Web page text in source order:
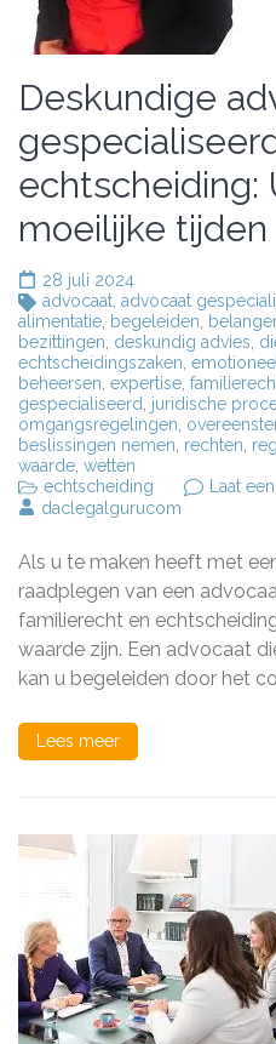
Deskundige
echtscheiding:
moeilijke tijden
28 juli 2024
advocaat, advocaat
alimentatie, begeleiden,
bezittingen, deskundig advies,
echtscheidingszaken,
beheersen, expertise,
gespecialiseerd, juridische
omgangsregelingen,
beslissingen nemen, rechten,
waarde, wetten
echtscheiding
Laat
daclegalgurucom
Als u te maken heeft met
raadplegen van een
familierecht en
waarde zijn. Een advocaat
kan u begeleiden door het
Lees meer